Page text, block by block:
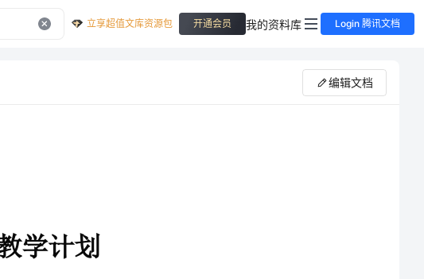
立享超值文库资源包 开通会员 我的资料库 Login 腾讯文档
编辑文档